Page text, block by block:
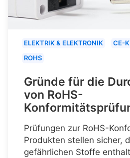
ELEKTRIK & ELEKTRONIK
CE-
ROHS
Gründe für die
von RoHS-
Prüfungen zur RoHS-
Produkten stellen sicher,
gefährlichen Stoffe